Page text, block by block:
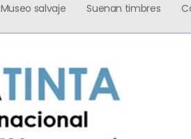
Museo salvaje Suenan timbres